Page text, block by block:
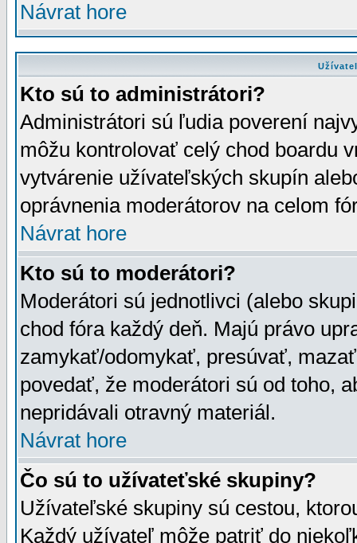
Návrat hore
Kto sú to administrátori?
Administrátori sú ľudia poverení
môžu kontrolovať celý chod boardu
vytvárenie užívateľských skupín
oprávnenia moderátorov na celom
Návrat hore
Kto sú to moderátori?
Moderátori sú jednotlivci (alebo
chod fóra každý deň. Majú právo
zamykať/odomykať, presúvať,
povedať, že moderátori sú od toho,
nepridávali otravný materiál.
Návrat hore
Čo sú to užívateťské skupiny?
Užívateľské skupiny sú cestou,
Každý užívateľ môže patriť do